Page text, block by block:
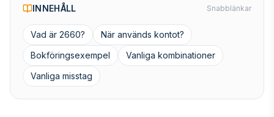
INNEHÅLL Snabblänkar
Vad är 2660?
När används kontot?
Bokföringsexempel
Vanliga kombinationer
Vanliga misstag